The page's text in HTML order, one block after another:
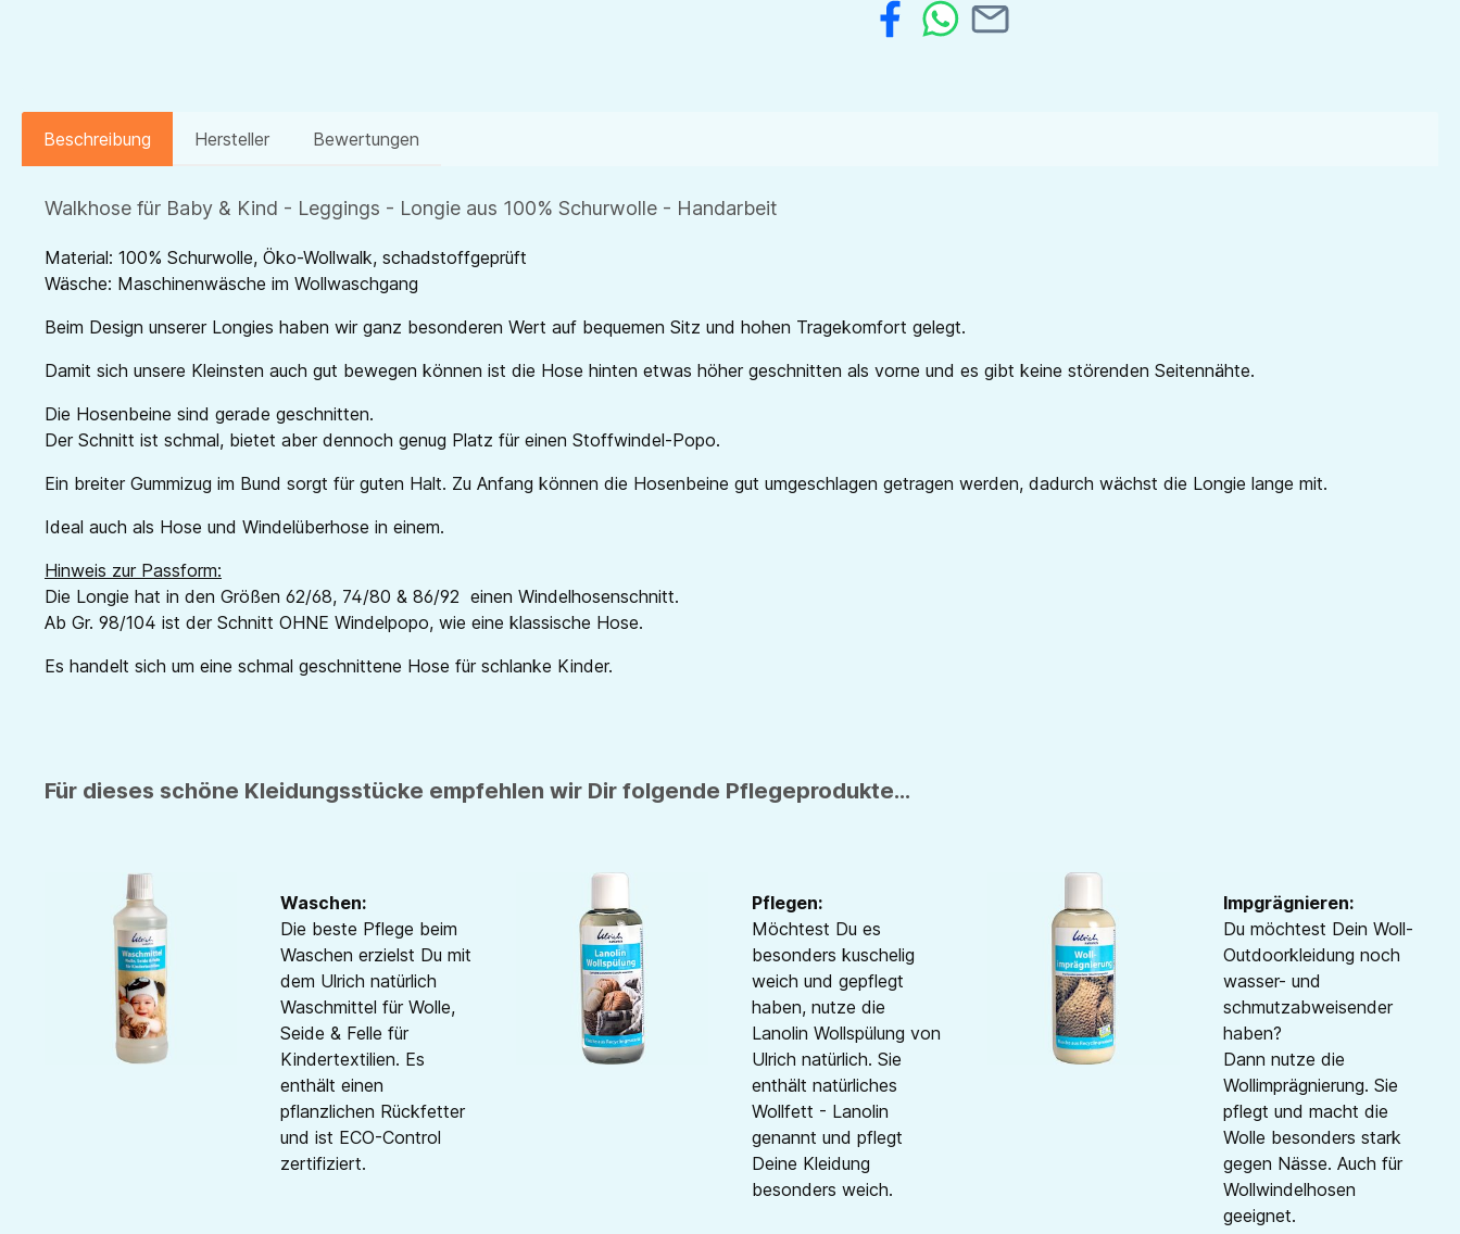
Beschreibung Hersteller Bewertungen
Walkhose für Baby & Kind - Leggings - Longie aus 100% Schurwolle - Handarbeit
Material: 100% Schurwolle, Öko-Wollwalk, schadstoffgeprüft
Wäsche: Maschinenwäsche im Wollwaschgang
Beim Design unserer Longies haben wir ganz besonderen Wert auf bequemen Sitz und hohen Tragekomfort gelegt.
Damit sich unsere Kleinsten auch gut bewegen können ist die Hose hinten etwas höher geschnitten als vorne und es gibt keine störenden Seitennähte.
Die Hosenbeine sind gerade geschnitten.
Der Schnitt ist schmal, bietet aber dennoch genug Platz für einen Stoffwindel-Popo.
Ein breiter Gummizug im Bund sorgt für guten Halt. Zu Anfang können die Hosenbeine gut umgeschlagen getragen werden, dadurch wächst die Longie lange mit.
Ideal auch als Hose und Windelüberhose in einem.
Hinweis zur Passform:
Die Longie hat in den Größen 62/68, 74/80 & 86/92 einen Windelhosenschnitt.
Ab Gr. 98/104 ist der Schnitt OHNE Windelpopo, wie eine klassische Hose.
Es handelt sich um eine schmal geschnittene Hose für schlanke Kinder.
Für dieses schöne Kleidungsstücke empfehlen wir Dir folgende Pflegeprodukte...
Waschen:
Die beste Pflege beim
Waschen erzielst Du mit
dem Ulrich natürlich
Waschmittel für Wolle,
Seide & Felle für
Kindertextilien. Es
enthält einen
pflanzlichen Rückfetter
und ist ECO-Control
zertifiziert.
Pflegen:
Möchtest Du es
besonders kuschelig
weich und gepflegt
haben, nutze die
Lanolin Wollspülung von
Ulrich natürlich. Sie
enthält natürliches
Wollfett - Lanolin
genannt und pflegt
Deine Kleidung
besonders weich.
Impgrägnieren:
Du möchtest Dein Woll-
Outdoorkleidung noch
wasser- und
schmutzabweisender
haben?
Dann nutze die
Wollimprägnierung. Sie
pflegt und macht die
Wolle besonders stark
gegen Nässe. Auch für
Wollwindelhosen
geeignet.